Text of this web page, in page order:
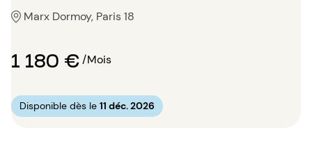
Marx Dormoy, Paris 18
1 180 €/Mois
Disponible dès le 11 déc. 2026